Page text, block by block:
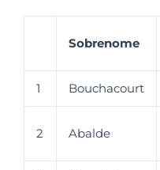
Sobrenome
1 Bouchacourt
2 Abalde